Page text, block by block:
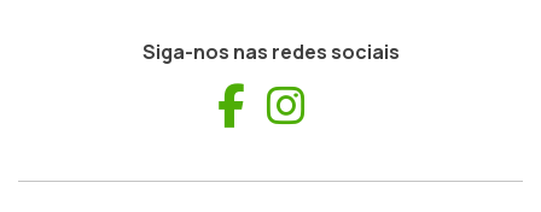
Siga-nos nas redes sociais
Facebook